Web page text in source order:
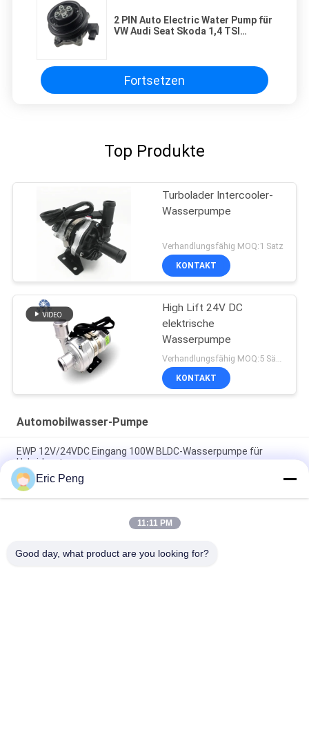
2 PIN Auto Electric Water Pump für
VW Audi Seat Skoda 1,4 TSI
Fortsetzen
Top Produkte
Turbolader Intercooler-
Wasserpumpe
Verhandlungsfähig MOQ:1 Satz
KONTAKT
High Lift 24V DC
elektrische
Wasserpumpe
KONTAKT
Automobilwasser-Pumpe
EWP 12V/24VDC Eingang 100W BLDC-Wasserpumpe für
Hybridmotorsysteme.
24VDC Fahrzeug-EWP-Kühlmittelpumpe für das elektronische
Fahrzeug-Hybridbus-PHEV-Kühlsystem.
Hochwertige Bextreme Shell 24VDC Automobilwasserpumpe
Eric Peng
11:11 PM
Good day, what product are you looking for?